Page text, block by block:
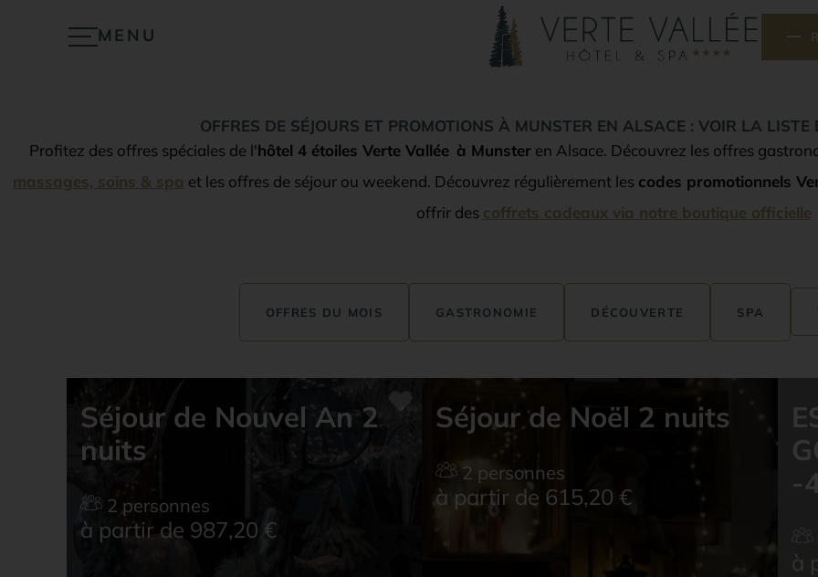
MENU
FERMER
OFFRES DE SÉJOURS ET PROMOTIONS À MUNSTER EN ALSACE : VOIR LA LISTE
Profitez des offres spéciales de l'hôtel 4 étoiles Verte Vallée à Munsteren Alsace. Découvrez les offres
massages, soins & spa et les offres de séjour ou weekend. Découvrez régulièrement les codes promotionnels
offrir des coffrets cadeaux via notre boutique officielle
OFFRES DU MOIS GASTRONOMIE DÉCOUVERTE SPA
Séjour de Nouvel An 2
nuits
2 personnes
à partir de 987,20 €
Séjour de Noël 2 nuits
2 personnes
à partir de 615,20 €
-
à